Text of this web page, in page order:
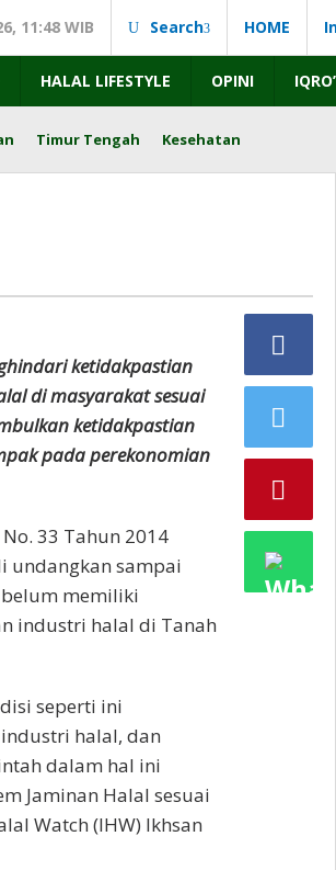
11:48 WIB Search HOME
HALAL LIFESTYLE OPINI IQRO’
Timur Tengah Kesehatan
ketidakpastian
di masyarakat sesuai
ketidakpastian
pada perekonomian
33 Tahun 2014
undangkan sampai
memiliki
industri halal di Tanah
seperti ini
halal, dan
dalam hal ini
Jaminan Halal sesuai
Watch (IHW) Ikhsan